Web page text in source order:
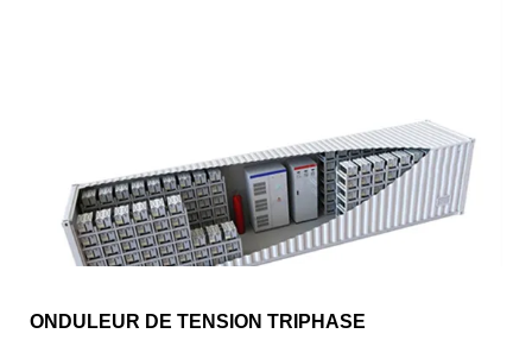
ONDULEUR DE TENSION TRIPHASE